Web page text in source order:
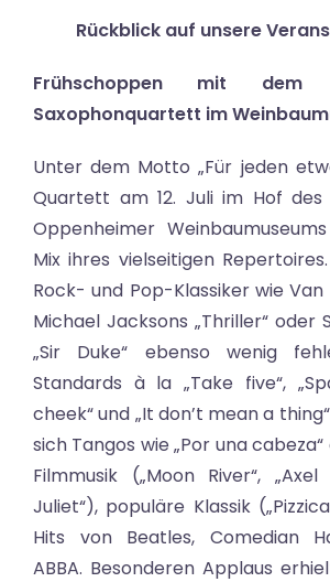
Rückblick auf unsere
Frühschoppen mit dem
Saxophonquartett im
Unter dem Motto „Für jeden
Quartett am 12. Juli im Hof
Oppenheimer
Mix ihres vielseitigen
Rock- und Pop-Klassiker wie Van
Michael Jacksons „Thriller“ oder
„Sir Duke“ ebenso wenig
Standards à la „Take five“,
cheek“ und „It don’t mean a
sich Tangos wie „Por una cabeza“
Filmmusik („Moon River“,
Juliet“), populäre Klassik
Hits von Beatles, Comedian
ABBA. Besonderen Applaus